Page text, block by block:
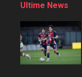
Ultime News